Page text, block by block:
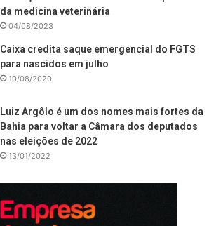
da medicina veterinária
04/08/2023
Caixa credita saque emergencial do FGTS
para nascidos em julho
10/08/2020
Luiz Argôlo é um dos nomes mais fortes da
Bahia para voltar a Câmara dos deputados
nas eleições de 2022
13/01/2022